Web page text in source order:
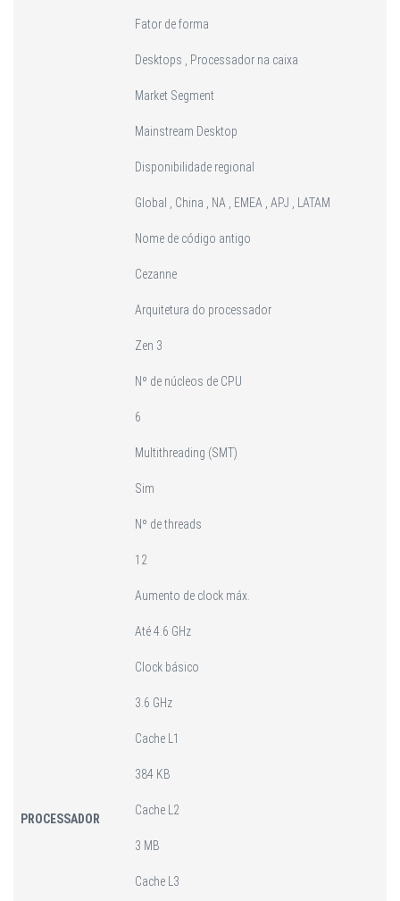
PROCESSADOR
Fator de forma
Desktops , Processador na caixa
Market Segment
Mainstream Desktop
Disponibilidade regional
Global , China , NA , EMEA , APJ , LATAM
Nome de código antigo
Cezanne
Arquitetura do processador
Zen 3
Nº de núcleos de CPU
6
Multithreading (SMT)
Sim
Nº de threads
12
Aumento de clock máx.
Até 4.6 GHz
Clock básico
3.6 GHz
Cache L1
384 KB
Cache L2
3 MB
Cache L3